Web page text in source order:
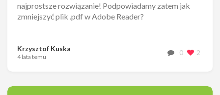
najprostsze rozwiązanie! Podpowiadamy zatem jak
zmniejszyć plik .pdf w Adobe Reader?
Krzysztof Kuska
4 lata temu
0 2